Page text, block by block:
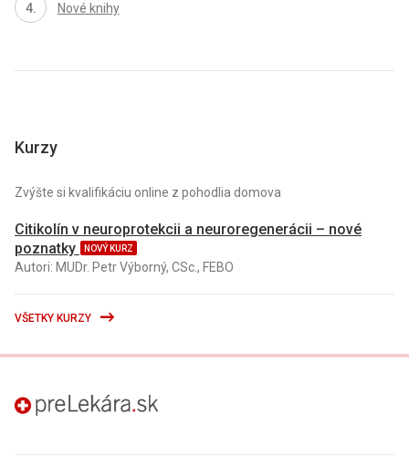
Nové knihy
Kurzy
Zvýšte si kvalifikáciu online z pohodlia domova
Citikolín v neuroprotekcii a neuroregenerácii – nové
poznatky
NOVÝ KURZ
Autori: MUDr. Petr Výborný, CSc., FEBO
VŠETKY KURZY
preLekára.sk